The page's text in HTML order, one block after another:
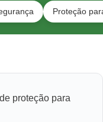
Proteção para gatos
proteção para